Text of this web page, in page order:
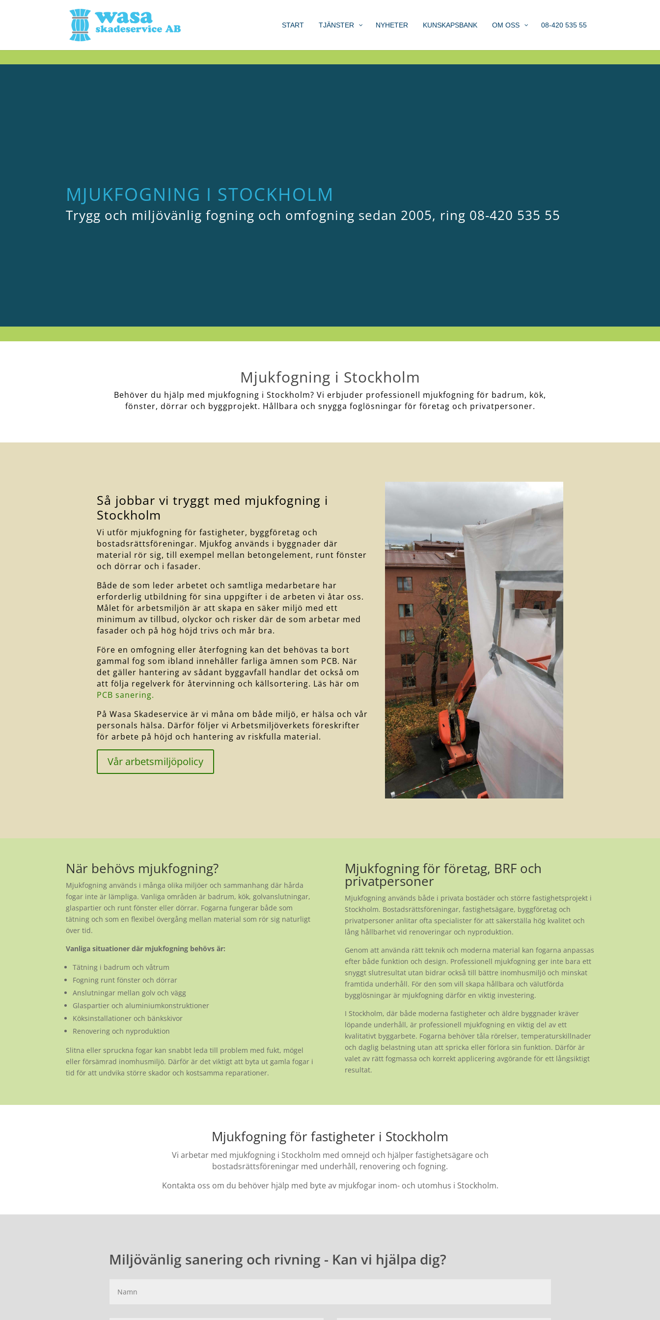
START TJÄNSTER NYHETER KUNSKAPSBANK OM OSS 08-420 535 55
MJUKFOGNING I STOCKHOLM
Trygg och miljövänlig fogning och omfogning sedan 2005, ring 08-420 535 55
Mjukfogning i Stockholm
Behöver du hjälp med mjukfogning i Stockholm? Vi erbjuder professionell mjukfogning för badrum, kök,
fönster, dörrar och byggprojekt. Hållbara och snygga foglösningar för företag och privatpersoner.
Så jobbar vi tryggt med mjukfogning i
Stockholm
Vi utför mjukfogning för fastigheter, byggföretag och
bostadsrättsföreningar. Mjukfog används i byggnader där
material rör sig, till exempel mellan betongelement, runt fönster
och dörrar och i fasader.
Både de som leder arbetet och samtliga medarbetare har
erforderlig utbildning för sina uppgifter i de arbeten vi åtar oss.
Målet för arbetsmiljön är att skapa en säker miljö med ett
minimum av tillbud, olyckor och risker där de som arbetar med
fasader och på hög höjd trivs och mår bra.
Före en omfogning eller återfogning kan det behövas ta bort
gammal fog som ibland innehåller farliga ämnen som PCB. När
det gäller hantering av sådant byggavfall handlar det också om
att följa regelverk för återvinning och källsortering. Läs här om
PCB sanering.
På Wasa Skadeservice är vi måna om både miljö, er hälsa och vår
personals hälsa. Därför följer vi Arbetsmiljöverkets föreskrifter
för arbete på höjd och hantering av riskfulla material.
Vår arbetsmiljöpolicy
När behövs mjukfogning?
Mjukfogning används i många olika miljöer och sammanhang där hårda
fogar inte är lämpliga. Vanliga områden är badrum, kök, golvanslutningar,
glaspartier och runt fönster eller dörrar. Fogarna fungerar både som
tätning och som en flexibel övergång mellan material som rör sig naturligt
över tid.
Vanliga situationer där mjukfogning behövs är:
Tätning i badrum och våtrum
Fogning runt fönster och dörrar
Anslutningar mellan golv och vägg
Glaspartier och aluminiumkonstruktioner
Köksinstallationer och bänkskivor
Renovering och nyproduktion
Slitna eller spruckna fogar kan snabbt leda till problem med fukt, mögel
eller försämrad inomhusmiljö. Därför är det viktigt att byta ut gamla fogar i
tid för att undvika större skador och kostsamma reparationer.
Mjukfogning för företag, BRF och
privatpersoner
Mjukfogning används både i privata bostäder och större fastighetsprojekt i
Stockholm. Bostadsrättsföreningar, fastighetsägare, byggföretag och
privatpersoner anlitar ofta specialister för att säkerställa hög kvalitet och
lång hållbarhet vid renoveringar och nyproduktion.
Genom att använda rätt teknik och moderna material kan fogarna anpassas
efter både funktion och design. Professionell mjukfogning ger inte bara ett
snyggt slutresultat utan bidrar också till bättre inomhusmiljö och minskat
framtida underhåll. För den som vill skapa hållbara och välutförda
bygglösningar är mjukfogning därför en viktig investering.
I Stockholm, där både moderna fastigheter och äldre byggnader kräver
löpande underhåll, är professionell mjukfogning en viktig del av ett
kvalitativt byggarbete. Fogarna behöver tåla rörelser, temperaturskillnader
och daglig belastning utan att spricka eller förlora sin funktion. Därför är
valet av rätt fogmassa och korrekt applicering avgörande för ett långsiktigt
resultat.
Mjukfogning för fastigheter i Stockholm
Vi arbetar med mjukfogning i Stockholm med omnejd och hjälper fastighetsägare och
bostadsrättsföreningar med underhåll, renovering och fogning.
Kontakta oss om du behöver hjälp med byte av mjukfogar inom- och utomhus i Stockholm.
Miljövänlig sanering och rivning - Kan vi hjälpa dig?